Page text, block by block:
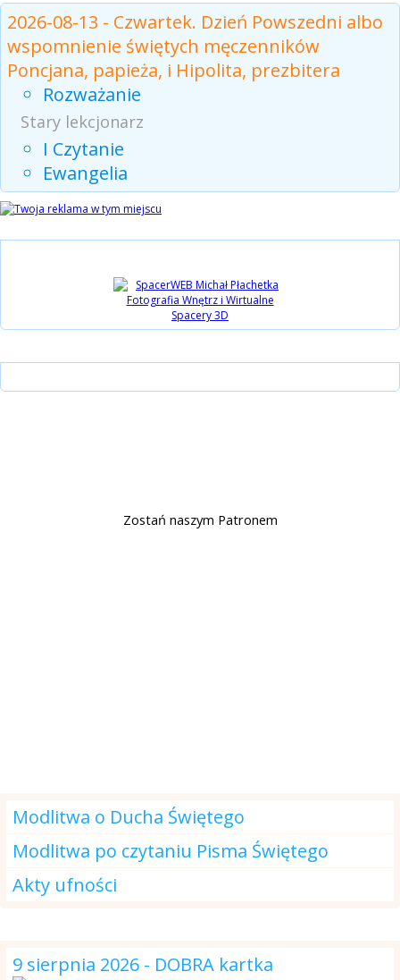
2026-08-13 - Czwartek. Dzień Powszedni albo
wspomnienie świętych męczenników
Poncjana, papieża, i Hipolita, prezbitera
Rozważanie
Stary lekcjonarz
I Czytanie
Ewangelia
Zostań naszym Patronem
Modlitwa o Ducha Świętego
Modlitwa po czytaniu Pisma Świętego
Akty ufności
9 sierpnia 2026 - DOBRA kartka